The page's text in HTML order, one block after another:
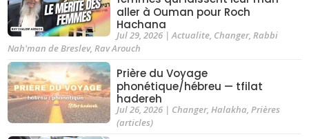
aller à Ouman pour Roch
Hachana
Jul 29, 2026| Actualite, Changer, Rabbi
Nah'man de Breslev, Rav Arouch
Prière du Voyage
phonétique/hébreu — tfilat
hadereh
Jul 26, 2026| Changer, Halakha Prières
(articles)